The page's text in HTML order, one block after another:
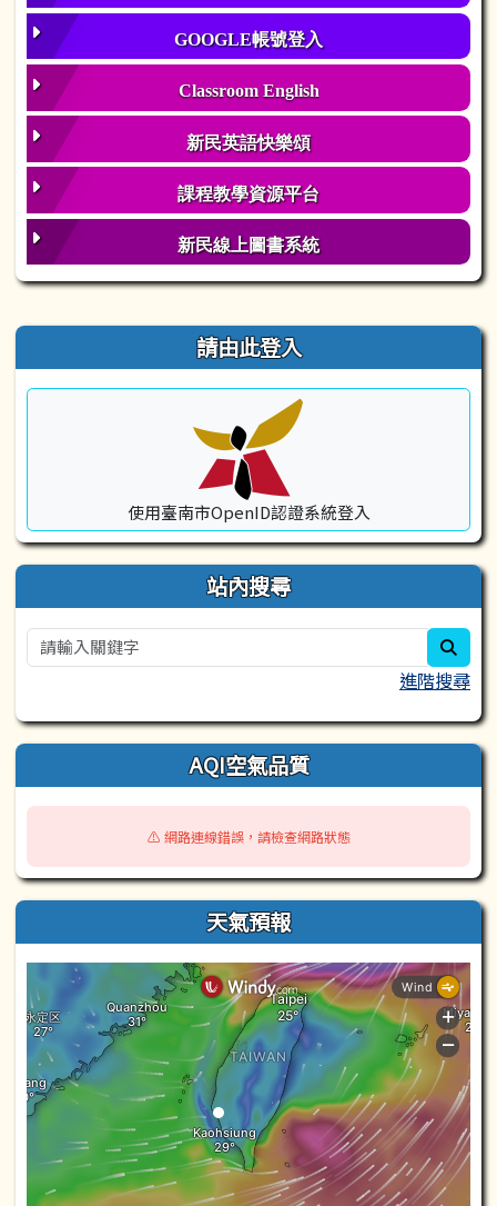
GOOGLE帳號登入
Classroom English
新民英語快樂頌
課程教學資源平台
新民線上圖書系統
右邊區域內容 請由此登入
使用臺南市OpenID認證系統登入
站內搜尋
進階搜尋
AQI空氣品質
⚠️ 網路連線錯誤，請檢查網路狀態
天氣預報